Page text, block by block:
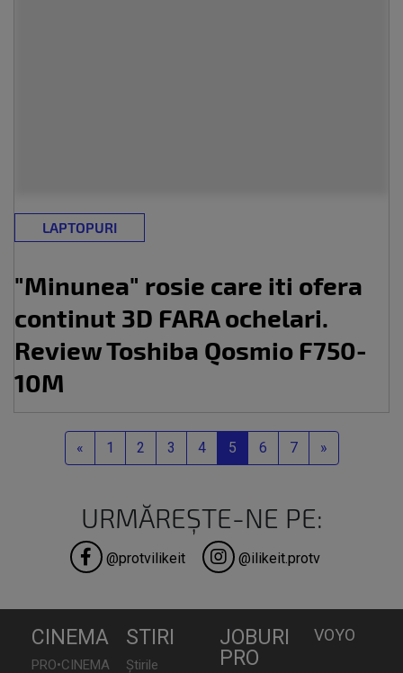
LAPTOPURI
"Minunea" rosie care iti ofera
continut 3D FARA ochelari.
Review Toshiba Qosmio F750-
10M
«Previous
1 2 3 4 5 6 7 »Next
URMĂREȘTE-NE PE:
@protvilikeit @ilikeit.protv
CINEMA
PRO•CINEMA
STIRI
Știrile
JOBURI
PRO
VOYO